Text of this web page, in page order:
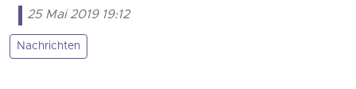
25 Mai 2019 19:12
Nachrichten